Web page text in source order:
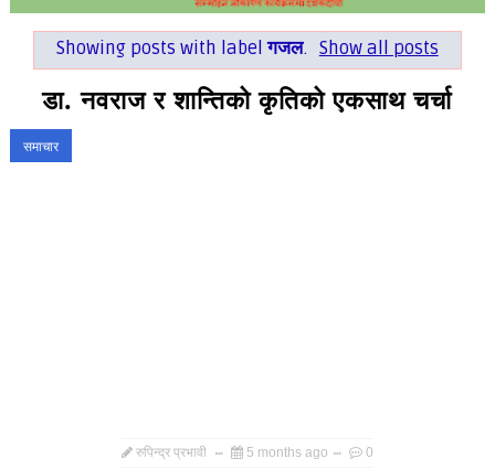
Showing posts with labelगजल. Show all posts
डा. नवराज र शान्तिको कृतिको एकसाथ चर्चा
समाचार
रुपिन्द्र प्रभावी 5 months ago 0